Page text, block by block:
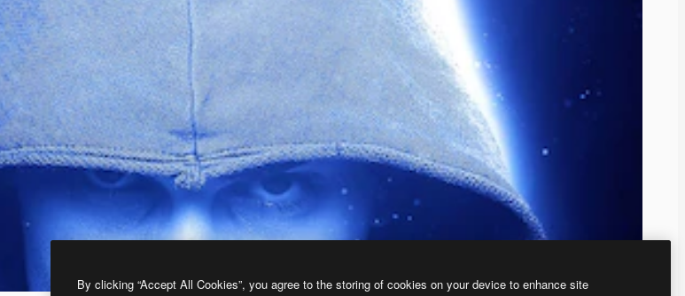
By clicking “Accept All Cookies”, you agree to the storing of cookies on your device to enhance site